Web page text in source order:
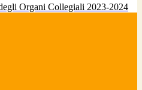
Organi Collegiali 2023-2024